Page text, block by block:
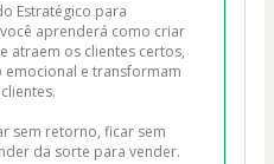
Estratégico para
aprenderá como criar
atraem os clientes certos,
emocional e transformam
sem retorno, ficar sem
da sorte para vender.